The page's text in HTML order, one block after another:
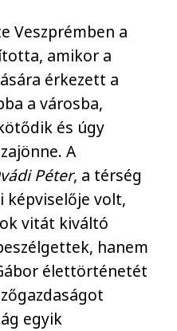
Veszprémben a
amikor a
érkezett a
a városba,
és úgy
A
Péter, a térség
képviselője volt,
vitát kiváltó
hanem
élettörténetét
egyik